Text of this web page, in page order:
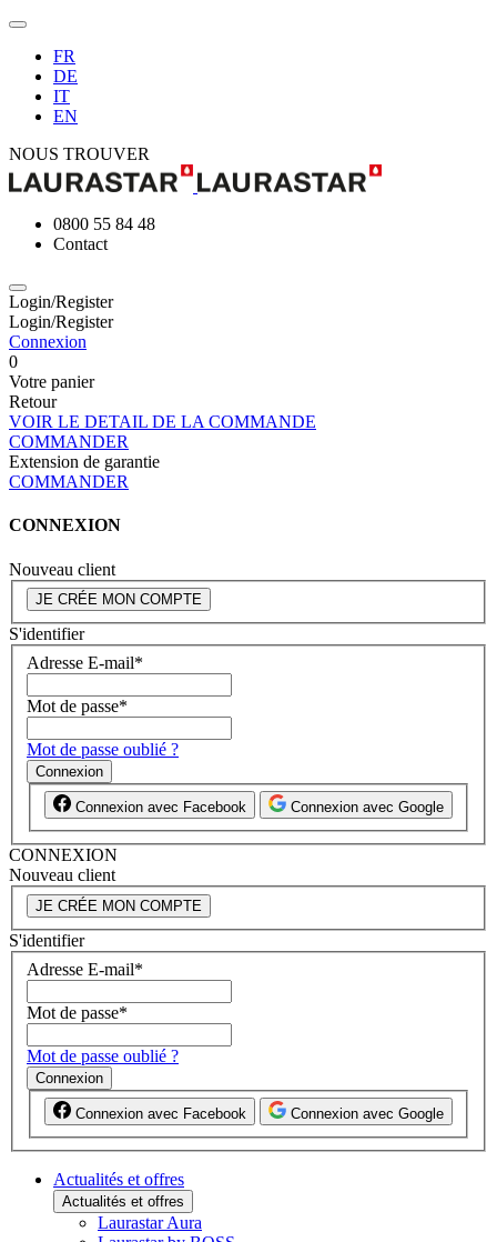
FR
DE
IT
EN
NOUS TROUVER
0800 55 84 48
Contact
Login/Register
Login/Register
Connexion
0
Votre panier
Retour
VOIR LE DETAIL DE LA COMMANDE
COMMANDER
Extension de garantie
COMMANDER
CONNEXION
Nouveau client
JE CRÉE MON COMPTE
S'identifier
Adresse E-mail*
Mot de passe*
Mot de passe oublié ?
Connexion
Connexion avec Facebook Connexion avec Google
CONNEXION
Nouveau client
JE CRÉE MON COMPTE
S'identifier
Adresse E-mail*
Mot de passe*
Mot de passe oublié ?
Connexion
Connexion avec Facebook Connexion avec Google
Actualités et offres
Actualités et offres
Laurastar Aura